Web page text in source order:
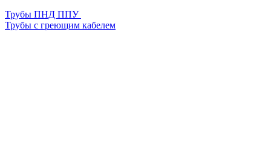
Трубы ПНД ППУ
Трубы с греющим кабелем